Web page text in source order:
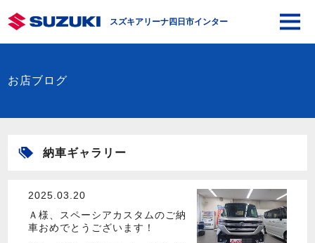
スズキアリーナ四日市インター
お店ブログ
納車ギャラリー
2025.03.20
Ａ様、スペーシアカスタムのご納
車おめでとうございます！